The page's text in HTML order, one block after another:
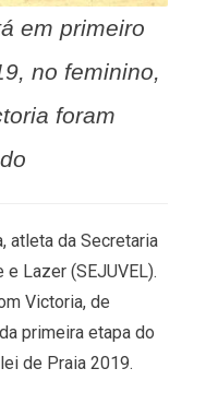
em primeiro
no feminino,
foram
atleta da Secretaria
Lazer (SEJUVEL).
Victoria, de
primeira etapa do
de Praia 2019.